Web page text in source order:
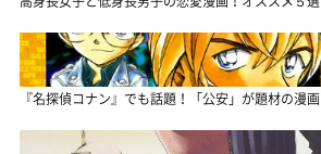
『名探偵コナン』でも話題！「公安」が題材の漫画